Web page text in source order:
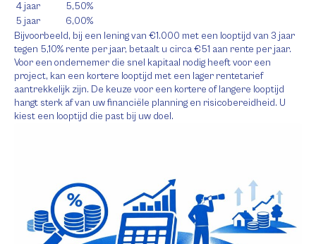
4 jaar
5,50%
5 jaar
6,00%
Bijvoorbeeld, bij een lening van €1.000 met een looptijd van 3 jaar
tegen 5,10% rente per jaar, betaalt u circa €51 aan rente per jaar.
Voor een ondernemer die snel kapitaal nodig heeft voor een
project, kan een kortere looptijd met een lager rentetarief
aantrekkelijk zijn. De keuze voor een kortere of langere looptijd
hangt sterk af van uw financiële planning en risicobereidheid. U
kiest een looptijd die past bij uw doel.